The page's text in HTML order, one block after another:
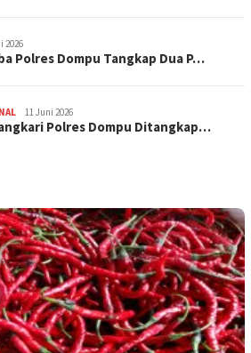
2026
Polres Dompu Tangkap Dua P…
11 Juni 2026
Polres Dompu Ditangkap…